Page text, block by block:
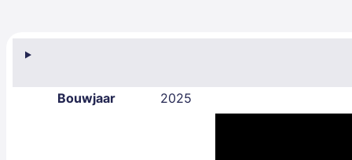
Bouwjaar 2025